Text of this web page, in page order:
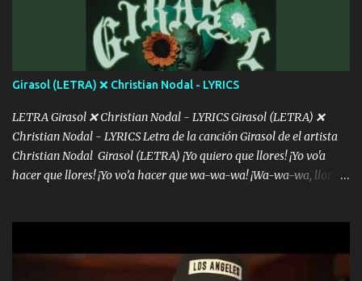
dientes Por falta de empatía le toca ser resiliente ¿Acaso eres
consciente de los followers que mueves? Parcerito, abre los ojos y
ve el poder que tienes Otro chiste malo son los nombres de tus
álbum's "José, vibras colores con la energía del diablo " ¿Si ...
Girasol (LETRA) ❌ Christian Nodal - LYRICS
LETRA Girasol ❌ Christian Nodal - LYRICS Girasol (LETRA) ❌
Christian Nodal - LYRICS Letra de la canción Girasol de el artista
Christian Nodal Girasol (LETRA) ¡Yo quiero que llores! ¡Yo vo'a
hacer que llores! ¡Yo vo’a hacer que wa-wa-wa! ¡Wa-wa-wa, llores!
intentas rimar Pobre payaso que usa a todo el mundo pa' conectar
con la gente Dices "Latino Gang" pero pisas a to'a tu gente Pa’ dar